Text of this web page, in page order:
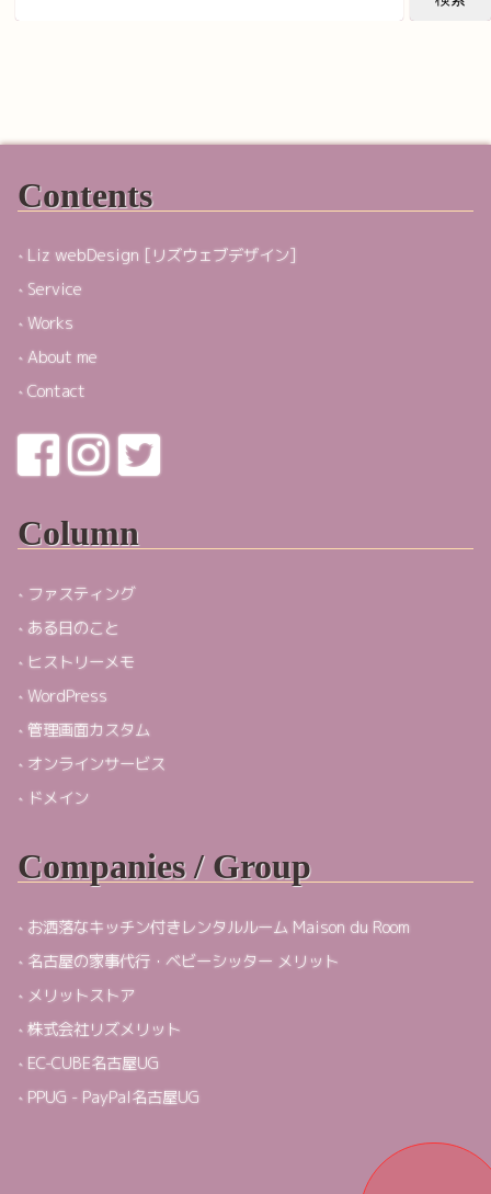
Contents
Liz webDesign [リズウェブデザイン]
Service
Works
About me
Contact
Column
ファスティング
ある日のこと
ヒストリーメモ
WordPress
管理画面カスタム
オンラインサービス
ドメイン
Companies / Group
お洒落なキッチン付きレンタルルーム Maison du Room
名古屋の家事代行・ベビーシッター メリット
メリットストア
株式会社リズメリット
EC-CUBE名古屋UG
PPUG - PayPal名古屋UG